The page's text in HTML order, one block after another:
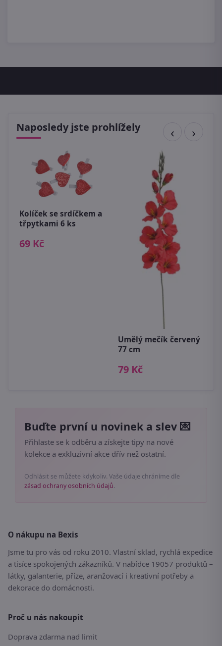
Naposledy jste prohlížely
Kolíček se srdíčkem a
třpytkami 6 ks
69 Kč
Umělý mečík červený
77 cm
79 Kč
Buďte první u novinek a slev 💌
Přihlaste se k odběru a získejte tipy na nové
kolekce a exkluzivní akce dřív než ostatní.
Odhlásit se můžete kdykoliv. Vaše údaje chráníme dle
zásad ochrany osobních údajů.
O nákupu na Bexis
Jsme tu pro vás od roku 2010. Vlastní sklad, rychlá expedice
a tisíce spokojených zákazníků. V nabídce 19057 produktů –
látky, galanterie, příze, aranžovací i kreativní potřeby a
dekorace do domácnosti.
Proč u nás nakoupit
Doprava zdarma nad limit